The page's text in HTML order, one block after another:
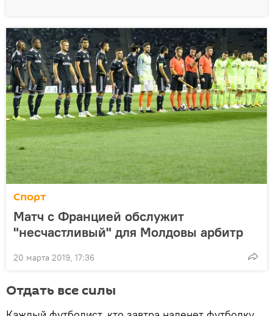
Спорт
Матч с Францией обслужит
"несчастливый" для Молдовы арбитр
20 марта 2019, 17:36
Отдать все силы